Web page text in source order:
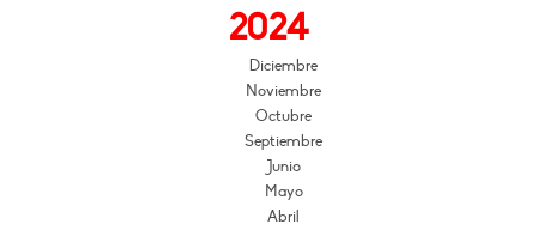
2024
Diciembre
Noviembre
Octubre
Septiembre
Junio
Mayo
Abril